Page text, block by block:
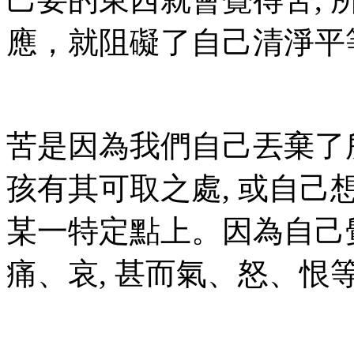
應，就阻礙了自己清淨
苦是因為我們自己丟棄
孩有其可取之處, 或自己
某一特定點上。因為自
痛、哀, 甚而氣、怒、恨